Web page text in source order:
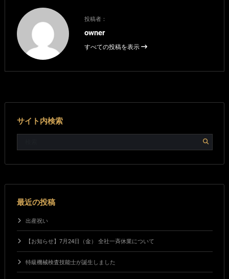
投稿者：
owner
すべての投稿を表示
サイト内検索
最近の投稿
出産祝い
【お知らせ】7月24日（金） 全社一斉休業について
特級機械検査技能士が誕生しました